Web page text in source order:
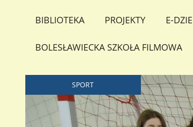
BIBLIOTEKA PROJEKTY E-
BOLESŁAWIECKA SZKOŁA FILMOWA
SPORT